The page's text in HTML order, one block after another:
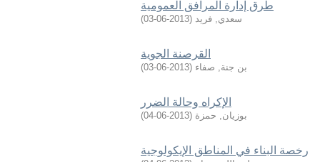
طرق إدارة المرافق العمومية
سعدي, فريد (
2013-06-03
)
القرصنة الجوية
بن جنة, صفاء (
2013-06-03
)
الإكراه وحالة الضرر
بوزيان, حمزة (
2013-06-04
)
رخصة البناء في المناطق الإيكولوجية